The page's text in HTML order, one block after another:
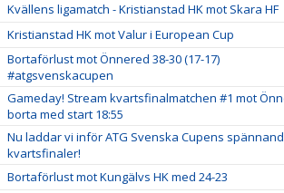
Kvällens ligamatch - Kristianstad HK mot Skara HF
Kristianstad HK mot Valur i European Cup
Bortaförlust mot Önnered 38-30 (17-17)
#atgsvenskacupen
Gameday! Stream kvartsfinalmatchen #1 mot
borta med start 18:55
Nu laddar vi inför ATG Svenska Cupens
kvartsfinaler!
Bortaförlust mot Kungälvs HK med 24-23